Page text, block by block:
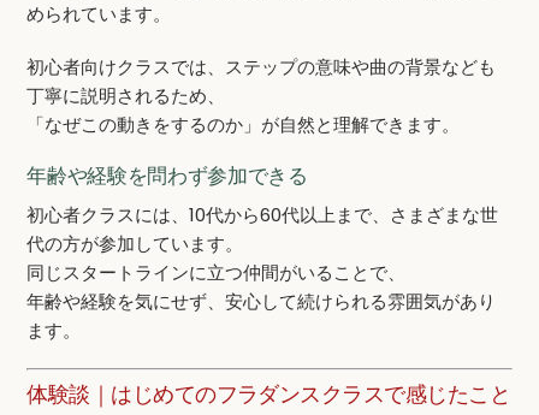
められています。
初心者向けクラスでは、ステップの意味や曲の背景なども
丁寧に説明されるため、
「なぜこの動きをするのか」が自然と理解できます。
年齢や経験を問わず参加できる
初心者クラスには、10代から60代以上まで、さまざまな世
代の方が参加しています。
同じスタートラインに立つ仲間がいることで、
年齢や経験を気にせず、安心して続けられる雰囲気があり
ます。
体験談｜はじめてのフラダンスクラスで感じたこと